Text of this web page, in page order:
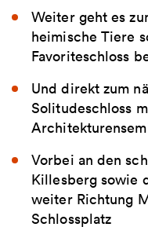
Weiter geht es
heimische Tiere
Favoriteschloss
Und direkt zum
Solitudeschloss
Vorbei an den
Killesberg sowie
weiter Richtung
Schlossplatz